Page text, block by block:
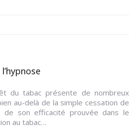
du tabac présente de nombreux
au-delà de la simple cessation de
de son efficacité prouvée dans le
au tabac…